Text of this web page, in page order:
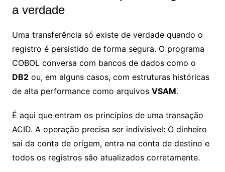
a verdade
Uma transferência só existe de verdade quando o
registro é persistido de forma segura. O programa
COBOL conversa com bancos de dados como o
DB2ou, em alguns casos, com estruturas históricas
de alta performance como arquivos VSAM.
É aqui que entram os princípios de uma transação
ACID. A operação precisa ser indivisível: O dinheiro
sai da conta de origem, entra na conta de destino e
todos os registros são atualizados corretamente.